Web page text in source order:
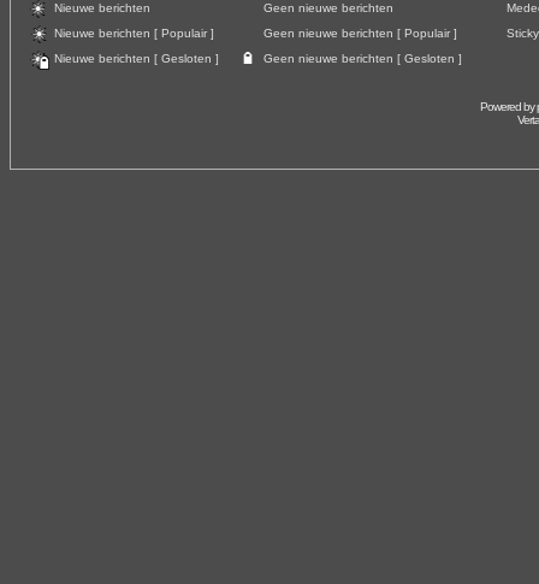
Nieuwe berichten Geen nieuwe berichten
Nieuwe berichten [ Populair ]
Geen nieuwe berichten [ Populair ]
Sticky
Nieuwe berichten [ Gesloten ]
Geen nieuwe berichten [ Gesloten ]
Powered by